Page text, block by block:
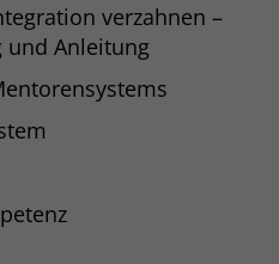
verzahnen –
und Anleitung
eines Benutzers
und in einer einzigen